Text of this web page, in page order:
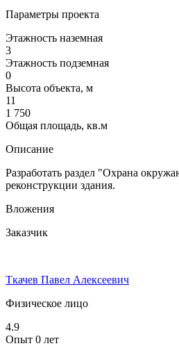
Параметры проекта
Этажность наземная
3
Этажность подземная
0
Высота объекта, м
11
1 750
Общая площадь, кв.м
Описание
Разработать раздел "Охрана
реконструкции здания.
Вложения
Заказчик
Ткачев Павел Алексеевич
Физическое лицо
4.9
Опыт 0 лет